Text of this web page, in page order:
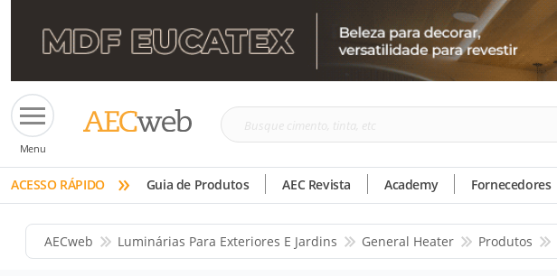
Menu
Busque
tinta,
etc
ACESSO RÁPIDO » Guia de Produtos AEC Revista Academy Fornecedores
AECweb Luminárias Para Exteriores E Jardins General Heater Produtos